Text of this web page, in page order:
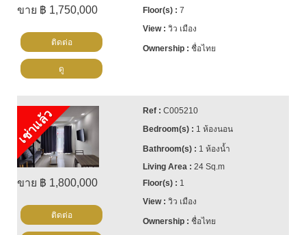
ขาย ฿ 1,750,000
7
วิว เมือง
ชื่อไทย
ติดต่อ
ดู
เช่าแล้ว
ขาย ฿ 1,800,000
C005210
1 ห้องนอน
1 ห้องน้ำ
24 Sq.m
1
วิว เมือง
ชื่อไทย
ติดต่อ